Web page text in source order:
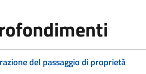
del passaggio di proprietà